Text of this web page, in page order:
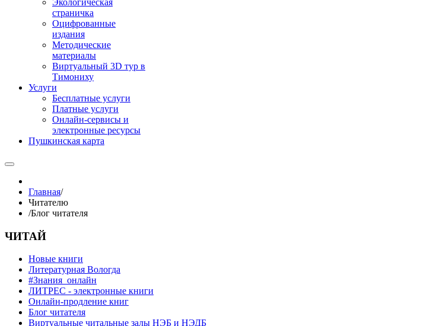
Экологическая
страничка
Оцифрованные
издания
Методические
материалы
Виртуальный 3D тур в
Тимониху
Услуги
Бесплатные услуги
Платные услуги
Онлайн-сервисы и
электронные ресурсы
Пушкинская карта
Главная/
Читателю
/Блог читателя
ЧИТАЙ
Новые книги
Литературная Вологда
#Знания_онлайн
ЛИТРЕС - электронные книги
Онлайн-продление книг
Блог читателя
Виртуальные читальные залы НЭБ и НЭДБ